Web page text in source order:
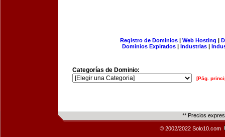
Registro de Dominios| Web Hosting |
Dominios Expirados | Industrias |
Categorías de Dominio:
[Pág.
** Precios
© 2002/2022 Solo10.com